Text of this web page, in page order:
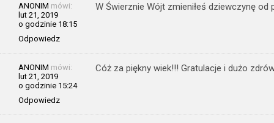
ANONIM mówi:
lut 21, 2019
o godzinie 18:15
Odpowiedz
W Świerznie Wójt zmieniłeś dziewczynę
ANONIM mówi:
lut 21, 2019
o godzinie 15:24
Odpowiedz
Cóż za piękny wiek!!! Gratulacje i dużo